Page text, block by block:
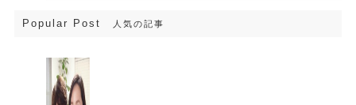
Popular Post 人気の記事